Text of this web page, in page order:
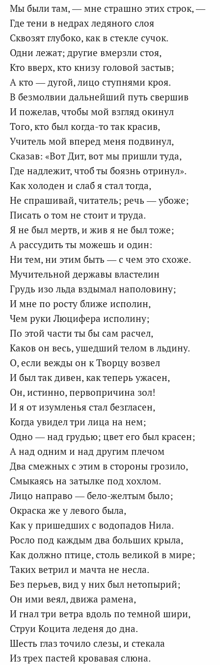
Мы были там, — мне страшно этих строк, —
Где тени в недрах ледяного слоя
Сквозят глубоко, как в стекле сучок.
Одни лежат; другие вмерзли стоя,
Кто вверх, кто книзу головой застыв;
А кто — дугой, лицо ступнями кроя.
В безмолвии дальнейший путь свершив
И пожелав, чтобы мой взгляд окинул
Того, кто был когда-то так красив,
Учитель мой вперед меня подвинул,
Сказав: «Вот Дит, вот мы пришли туда,
Где надлежит, чтоб ты боязнь отринул».
Как холоден и слаб я стал тогда,
Не спрашивай, читатель; речь — убоже;
Писать о том не стоит и труда.
Я не был мертв, и жив я не был тоже;
А рассудить ты можешь и один:
Ни тем, ни этим быть — с чем это схоже.
Мучительной державы властелин
Грудь изо льда вздымал наполовину;
И мне по росту ближе исполин,
Чем руки Люцифера исполину;
По этой части ты бы сам расчел,
Каков он весь, ушедший телом в льдину.
О, если вежды он к Творцу возвел
И был так дивен, как теперь ужасен,
Он, истинно, первопричина зол!
И я от изумленья стал безгласен,
Когда увидел три лица на нем;
Одно — над грудью; цвет его был красен;
А над одним и над другим плечом
Два смежных с этим в стороны грозило,
Смыкаясь на затылке под хохлом.
Лицо направо — бело-желтым было;
Окраска же у левого была,
Как у пришедших с водопадов Нила.
Росло под каждым два больших крыла,
Как должно птице, столь великой в мире;
Таких ветрил и мачта не несла.
Без перьев, вид у них был нетопырий;
Он ими веял, движа рамена,
И гнал три ветра вдоль по темной шири,
Струи Коцита леденя до дна.
Шесть глаз точило слезы, и стекала
Из трех пастей кровавая слюна.